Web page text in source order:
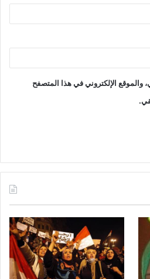
والموقع الإلكتروني في هذا المتصفح